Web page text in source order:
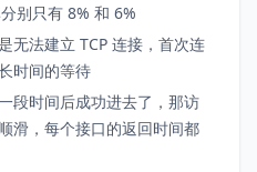
别只有 8% 和 6%
无法建立 TCP 连接，首次连
时间的等待
段时间后成功进去了，那访
滑，每个接口的返回时间都